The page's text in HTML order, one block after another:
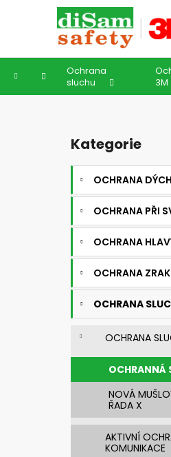
Domů
Ochrana
sluchu
3M
Přeskočit
kategorie
Kategorie
OCHRANA
OCHRANA PŘI
OCHRANA
OCHRANA
OCHRANA
OCHRANA
OCHRANNÁ
NOVÁ
ŘADA X
AKTIVNÍ
KOMUNIKACE
í
Zpět
do
obchodu
Zpět
do
obchodu
NEHOŘLAVÁ BLŮZA
1 450 Kč